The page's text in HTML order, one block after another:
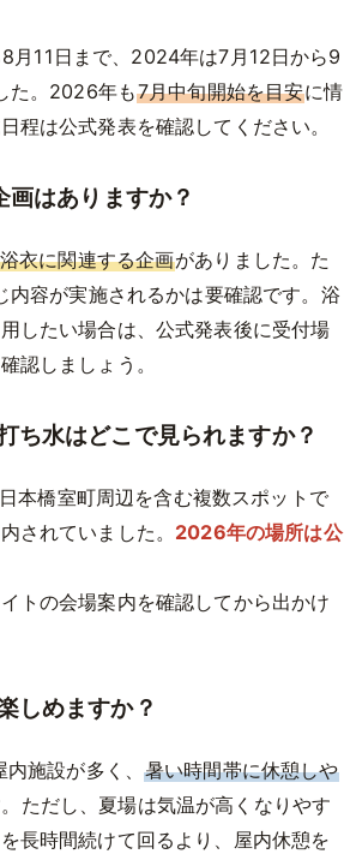
月11日まで、2024年は7月12日から9
た。2026年も7月中旬開始を目安に情
程は公式発表を確認してください。
はありますか？
浴衣に関連する企画がありました。た
容が実施されるかは要確認です。浴
したい場合は、公式発表後に受付場
認しましょう。
ち水はどこで見られますか？
本橋室町周辺を含む複数スポットで
されていました。 2026年の場所は公
トの会場案内を確認してから出かけ
しめますか？
内施設が多く、暑い時間帯に休憩しや
ただし、夏場は気温が高くなりやす
長時間続けて回るより、屋内休憩を